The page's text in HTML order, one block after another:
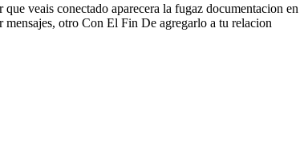
veais conectado aparecera la fugaz documentacion en
otro Con El Fin De agregarlo a tu relacion